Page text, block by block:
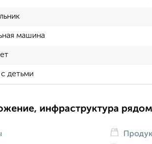
машина
детьми
инфраструктура рядом